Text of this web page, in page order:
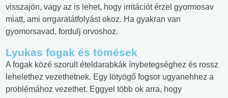
visszajön, vagy az is lehet, hogy irritációt érzel gyormosav
miatt, ami orrgaratátfolyást okoz. Ha gyakran van
gyomorsavad, fordulj orvoshoz.
Lyukas fogak és tömések
A fogak közé szorult ételdarabkák ínybetegséghez és rossz
lehelethez vezethetnek. Egy lötyögő fogsor ugyanehhez a
problémához vezethet. Eggyel több ok arra, hogy